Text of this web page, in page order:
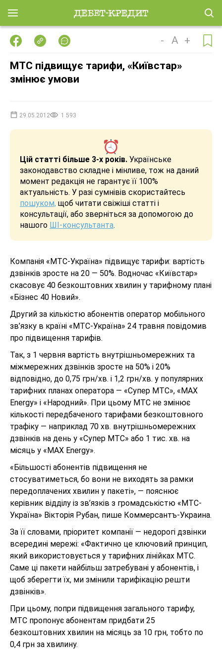
- A +
МТС підвищує тарифи, «Київстар»
змінює умови
29.05.2012 1 593
Цій статті більше 3-х років. Українське
законодавство складне і мінливе, тож на даний
момент редакція не гарантує її 100%
актуальність. У разі сумнівів скористайтесь
пошуком, щоб читати свіжіші статті і
консультації, або зверніться за допомогою до
нашого ШІ-консультанта.
Компанія «МТС-Україна» підвищує тарифи: вартість
дзвінків зросте на 20 — 50%. Водночас «Київстар»
скасовує 40 безкоштовних хвилин у тарифному плані
«Бізнес 40 Новий».
Другий за кількістю абонентів оператор мобільного
зв’язку в країні «МТС-Україна» 24 травня повідомив
про підвищення тарифів.
Так, з 1 червня вартість внутрішньомережних та
міжмережних дзвінків зросте на 50% і 20%
відповідно, до 0,75 грн/хв. і 1,2 грн/хв. у популярних
тарифних планах оператора — «Супер МТС», «MAX
Energy» і «Народний». При цьому МТС не змінює
кількості передбаченого тарифами безкоштовного
трафіку — наприклад 70 хв. внутрішньомережних
дзвінків на день у «Супер МТС» або 1 тис. хв. на
місяць у «MAX Energy».
«Більшості абонентів підвищення не
стосуватиметься, бо вони не виходять за рамки
передоплачених хвилин у пакеті», — пояснює
керівник відділу із зв’язків з громадськістю «МТС-
Україна» Вікторія Рубан, пише Коммерсантъ-Украина.
За її словами, пріоритет компанії — недорогі дзвінки
всередині мережі: «Фактично це ключовий принцип,
який використовується у тарифних лінійках МТС.
Саме ці пакети найбільш затребувані у абонентів, і
щоб зберегти їх, ми змінили тарифікацію решти
дзвінків».
При цьому, попри підвищення загального тарифу,
МТС пропонує абонентам придбати 25
безкоштовних хвилин на місяць за 10 грн, тобто по
0,4 грн за хвилину.